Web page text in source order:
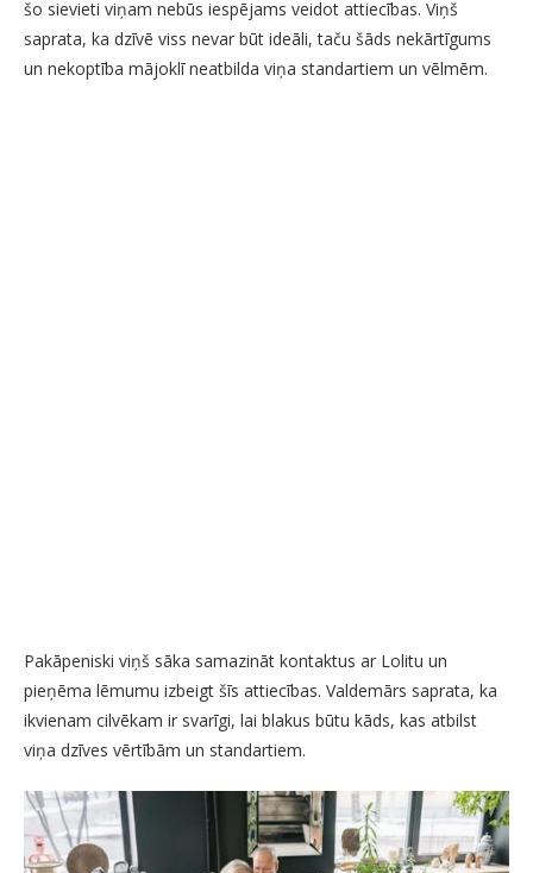
šo sievieti viņam nebūs iespējams veidot attiecības. Viņš
saprata, ka dzīvē viss nevar būt ideāli, taču šāds nekārtīgums
un nekoptība mājoklī neatbilda viņa standartiem un vēlmēm.
Pakāpeniski viņš sāka samazināt kontaktus ar Lolitu un
pieņēma lēmumu izbeigt šīs attiecības. Valdemārs saprata, ka
ikvienam cilvēkam ir svarīgi, lai blakus būtu kāds, kas atbilst
viņa dzīves vērtībām un standartiem.